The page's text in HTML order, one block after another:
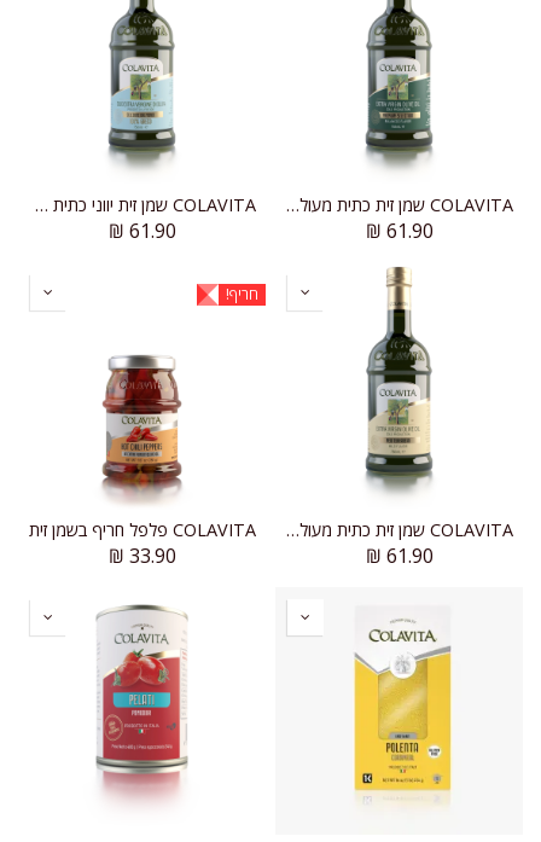
COLAVITA שמן זית כתית מעולה, כבישה קרה, מבחר פרימיום, טעם מאוזן
61.90
₪
COLAVITA שמן זית יווני כתית מעולה
61.90
₪
COLAVITA שמן זית כתית מעולה ים-תיכוני
61.90
₪
חריף!
COLAVITA פלפל חריף בשמן זית
33.90
₪